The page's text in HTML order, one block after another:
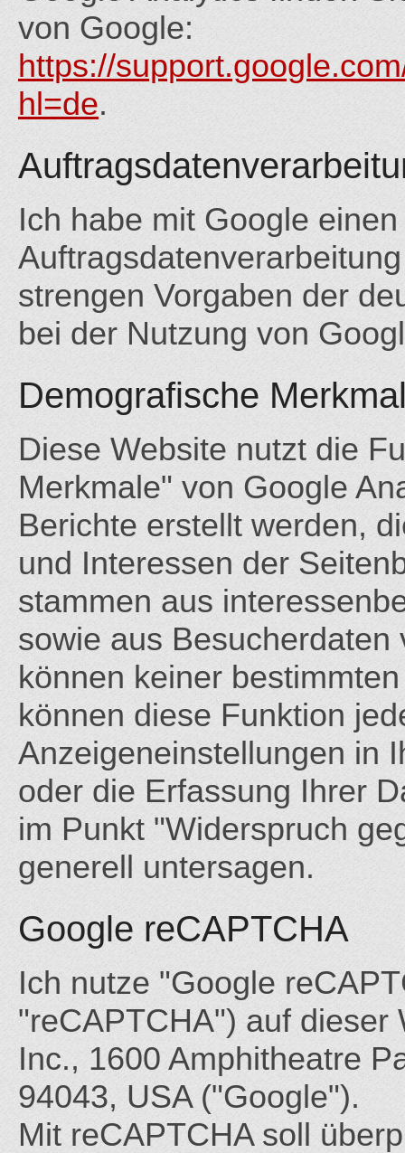
von Google:
https://
hl=de.
Ich habe mit Google
strengen Vorgaben der
bei der Nutzung von
Demografische
Diese Website nutzt die
Merkmale" von Google
Berichte erstellt werden,
und Interessen der
stammen aus
sowie aus
können keiner
können diese Funktion
Anzeigeneinstellungen in
oder die Erfassung Ihrer
im Punkt "Widerspruch
generell untersagen.
Google reCAPTCHA
Ich nutze "Google
"reCAPTCHA") auf dieser
Inc., 1600 Amphitheatre
94043, USA ("Google").
Mit reCAPTCHA soll